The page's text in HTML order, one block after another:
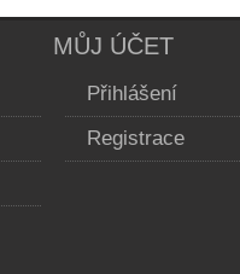
MŮJ ÚČET
Přihlášení
Registrace